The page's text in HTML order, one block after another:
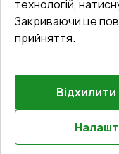
©2026
Сайт
технологій,
Закриваючи це
прийняття.
Відхилити